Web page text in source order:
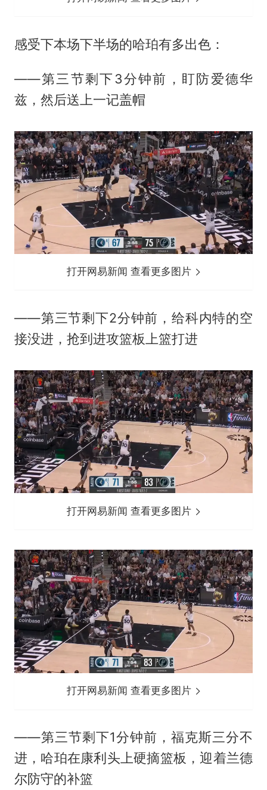
感受下本场下半场的哈珀有多出色：
——第三节剩下3分钟前，盯防爱德华
兹 ，然后送上一记盖帽
打开网易新闻 查看更多图片
——第三节剩下2分钟前，给科内特的空
接没进，抢到进攻篮板上篮打进
打开网易新闻 查看更多图片
打开网易新闻 查看更多图片
——第三节剩下1分钟前，福克斯三分不
进，哈珀在康利头上硬摘篮板，迎着兰德
尔防守的补篮